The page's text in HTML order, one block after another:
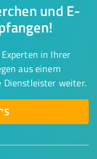
und E-
Experten in Ihrer
aus einem
Dienstleister weiter.